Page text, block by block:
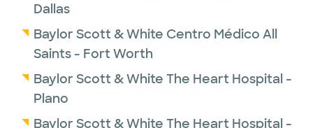
Dallas
Baylor Scott & White Centro Médico All
Saints - Fort Worth
Baylor Scott & White The Heart Hospital -
Plano
Baylor Scott & White The Heart Hospital -